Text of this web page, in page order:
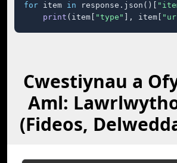
for item in response.json()[
print (item[ "type" ], item[
Cwestiynau a
Aml:
(Fideos,